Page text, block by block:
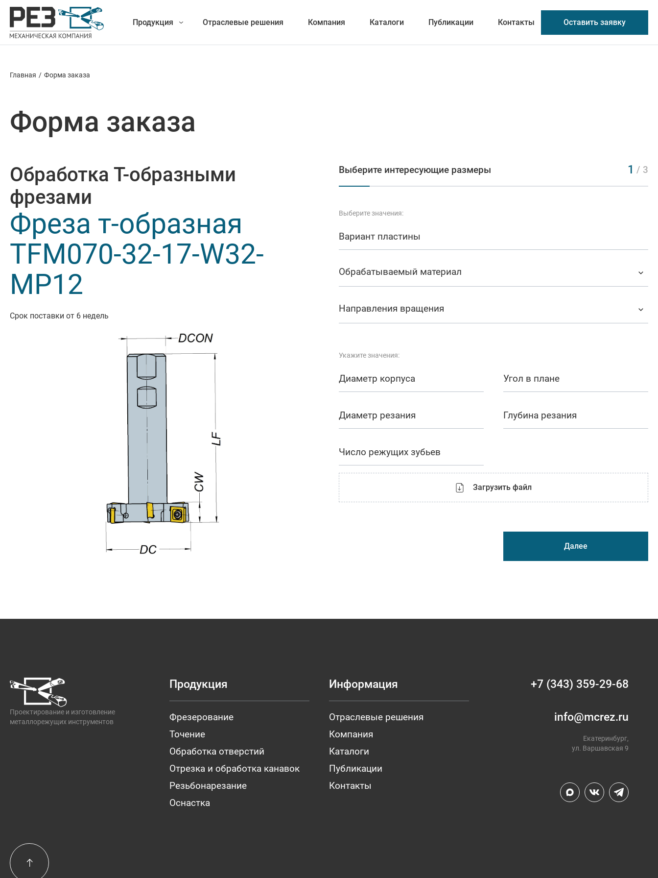
Продукция
Наша
продукция
Новые разработки
Точение
Резьбонарезание
Оснастка
Отраслевые решения Компания Каталоги Публикации Контакты Оставить заявку
Главная / Форма заказа
Форма заказа
Обработка Т-образными
фрезами
Фреза т-образная
TFM070-32-17-W32-
MP12
Срок поставки от 6 недель
Выберите интересующие размеры 1 / 3
Выберите значения:
Вариант пластины
Обрабатываемый материал
Направления вращения
Укажите значения:
Диаметр корпуса Угол в плане
Диаметр резания Глубина резания
Число режущих зубьев
Загрузить файл
Далее
Проектирование и изготовление
металлорежущих инструментов
Продукция
Фрезерование
Точение
Обработка отверстий
Отрезка и обработка канавок
Резьбонарезание
Оснастка
Информация
Отраслевые решения
Компания
Каталоги
Публикации
Контакты
+7 (343) 359-29-68
info@mcrez.ru
Екатеринбург,
ул. Варшавская 9